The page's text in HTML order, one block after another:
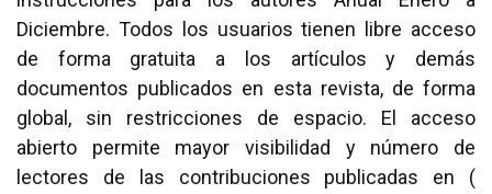
Diciembre. Todos los usuarios tienen libre acceso
de forma gratuita a los artículos y demás
documentos publicados en esta revista, de forma
global, sin restricciones de espacio. El acceso
abierto permite mayor visibilidad y número de
lectores de las contribuciones publicadas en (